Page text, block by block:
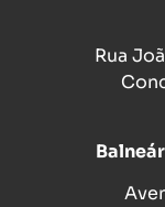
Rua